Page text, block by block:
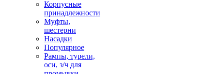
Корпусные
принадлежности
Муфты,
шестерни
Насадки
Популярное
Рампы, турели,
оси, з/ч для